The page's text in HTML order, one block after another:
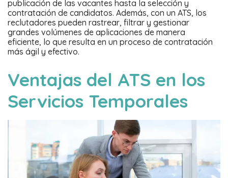
publicación de las vacantes hasta la selección y
contratación de candidatos. Además, con un ATS, los
reclutadores pueden rastrear, filtrar y gestionar
grandes volúmenes de aplicaciones de manera
eficiente, lo que resulta en un proceso de contratación
más ágil y efectivo.
Ventajas del ATS en los
Servicios Temporales